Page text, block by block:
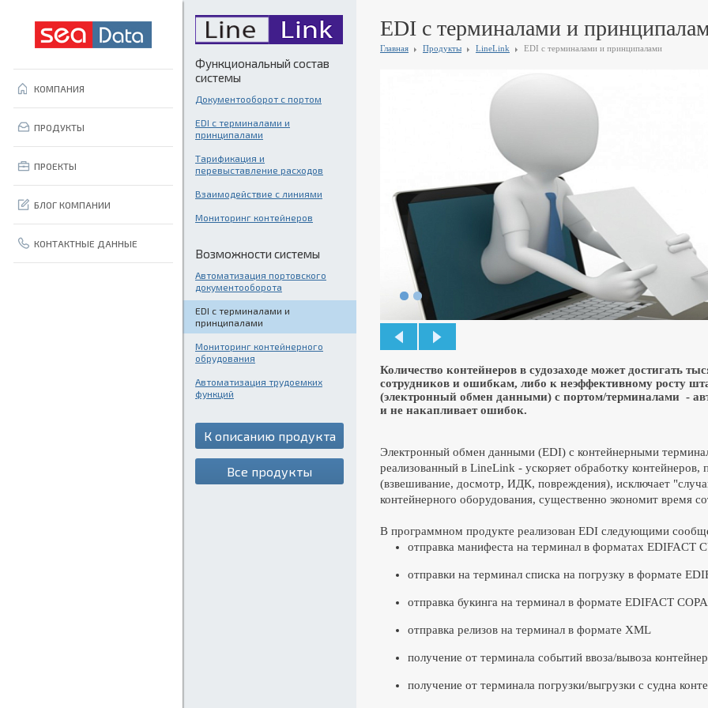
КОМПАНИЯ
ПРОДУКТЫ
ПРОЕКТЫ
БЛОГ КОМПАНИИ
КОНТАКТНЫЕ ДАННЫЕ
Функциональный состав
системы
Документооборот с портом
EDI с терминалами и
принципалами
Тарификация и
перевыставление расходов
Взаимодействие с линиями
Мониторинг контейнеров
Возможности системы
Автоматизация портовского
документооборота
EDI с терминалами и
принципалами
Мониторинг контейнерного
обрудования
Автоматизация трудоемких
функций
К описанию продукта
Все продукты
EDI с терминалами и
Главная Продукты LineLink EDI с терминалами и принципалами
Количество контейнеров в судозаходе может достигать
сотрудников и ошибкам, либо к неэффективному росту
(электронный обмен данными) с портом/терминалами -
и не накапливает ошибок.
Электронный обмен данными (EDI) с контейнерными
реализованный в LineLink - ускоряет обработку контейнеров,
(взвешивание, досмотр, ИДК, повреждения), исключает
контейнерного оборудования, существенно экономит время
В программном продукте реализован EDI следующими
отправка манифеста на терминал в форматах EDIFACT
отправки на терминал списка на погрузку в формате
отправка букинга на терминал в формате EDIFACT
отправка релизов на терминал в формате XML
получение от терминала событий ввоза/вывоза
получение от терминала погрузки/выгрузки с судна